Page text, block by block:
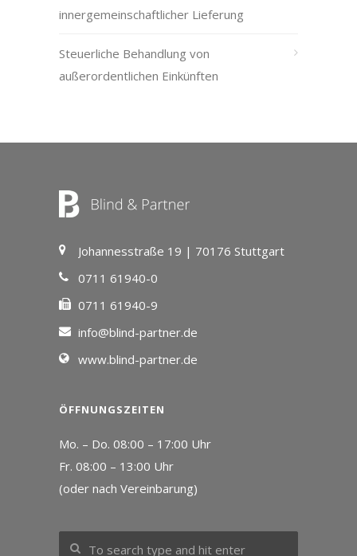
innergemeinschaftlicher Lieferung
Steuerliche Behandlung von
außerordentlichen Einkünften
Johannesstraße 19 | 70176 Stuttgart
0711 61940-0
0711 61940-9
info@blind-partner.de
www.blind-partner.de
ÖFFNUNGSZEITEN
Mo. – Do. 08:00 – 17:00 Uhr
Fr. 08:00 – 13:00 Uhr
(oder nach Vereinbarung)